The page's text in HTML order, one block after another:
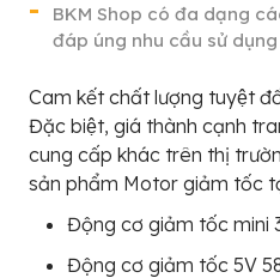
BKM Shop có đa dạng
đáp úng nhu cầu sử
Cam kết chất lượng tuyệt
Đặc biệt, giá thành cạnh
cung cấp khác trên thị
sản phẩm Motor giảm tốc
Động cơ giảm tốc mini
Động cơ giảm tốc 5V